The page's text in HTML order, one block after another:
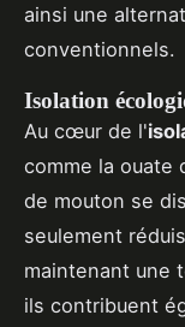
ainsi une
conventionnels.
Isolation
Au cœur de l'
comme la ouate
de mouton se
seulement
maintenant une
ils contribuent